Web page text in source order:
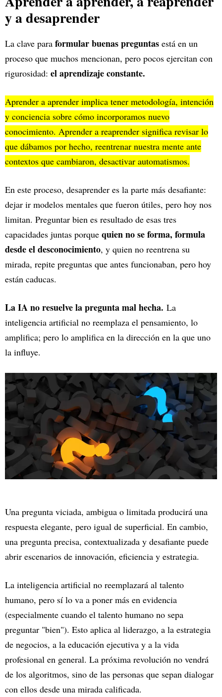
y a desaprender
La clave para formular buenas preguntas está en un
proceso que muchos mencionan, pero pocos ejercitan con
rigurosidad: el aprendizaje constante.
Aprender a aprender implica tener metodología, intención
y conciencia sobre cómo incorporamos nuevo
conocimiento. Aprender a reaprender significa revisar lo
que dábamos por hecho, reentrenar nuestra mente ante
contextos que cambiaron, desactivar automatismos.
En este proceso, desaprender es la parte más desafiante:
dejar ir modelos mentales que fueron útiles, pero hoy nos
limitan. Preguntar bien es resultado de esas tres
capacidades juntas porque quien no se forma, formula
desde el desconocimiento, y quien no reentrena su
mirada, repite preguntas que antes funcionaban, pero hoy
están caducas.
La IA no resuelve la pregunta mal hecha. La
inteligencia artificial no reemplaza el pensamiento, lo
amplifica; pero lo amplifica en la dirección en la que uno
la influye.
Una pregunta viciada, ambigua o limitada producirá una
respuesta elegante, pero igual de superficial. En cambio,
una pregunta precisa, contextualizada y desafiante puede
abrir escenarios de innovación, eficiencia y estrategia.
La inteligencia artificial no reemplazará al talento
humano, pero sí lo va a poner más en evidencia
(especialmente cuando el talento humano no sepa
preguntar "bien"). Esto aplica al liderazgo, a la estrategia
de negocios, a la educación ejecutiva y a la vida
profesional en general. La próxima revolución no vendrá
de los algoritmos, sino de las personas que sepan dialogar
con ellos desde una mirada calificada.